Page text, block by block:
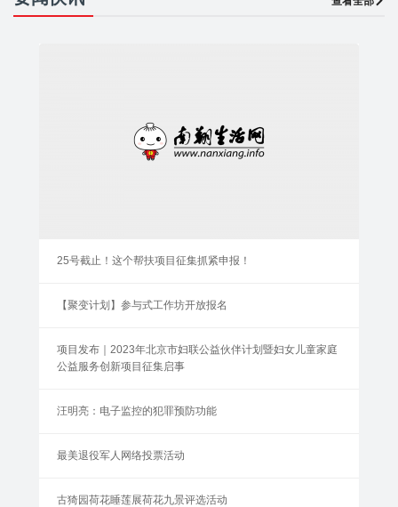
25号截止！这个帮扶项目征集抓紧申报！
【聚变计划】参与式工作坊开放报名
项目发布｜2023年北京市妇联公益伙伴计划暨妇女儿童家庭
公益服务创新项目征集启事
汪明亮：电子监控的犯罪预防功能
最美退役军人网络投票活动
古猗园荷花睡莲展荷花九景评选活动